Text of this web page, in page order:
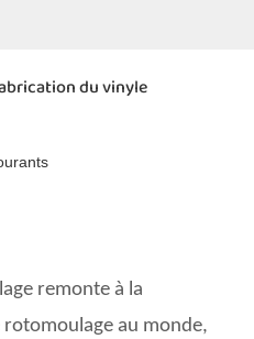
du vinyle
remonte à la
au monde,